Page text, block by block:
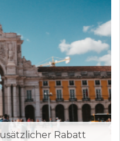
Rabatt